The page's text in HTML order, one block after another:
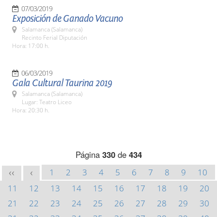
07/03/2019
Exposición de Ganado Vacuno
Salamanca (Salamanca)
Recinto Ferial Diputación
Hora: 17:00 h.
06/03/2019
Gala Cultural Taurina 2019
Salamanca (Salamanca)
Lugar: Teatro Liceo
Hora: 20:30 h.
Página 330de 434
<< < 1 2 3 4 5 6 7 8 9
10
11
12 13 14 15 16 17 18 19
20
21
22 23 24 25 26 27 28 29
30